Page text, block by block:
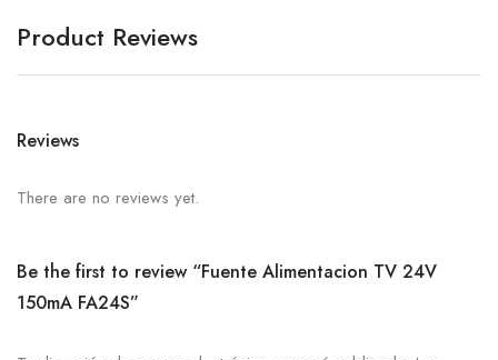
Product Reviews
Reviews
There are no reviews yet.
Be the first to review “Fuente Alimentacion TV 24V
150mA FA24S”